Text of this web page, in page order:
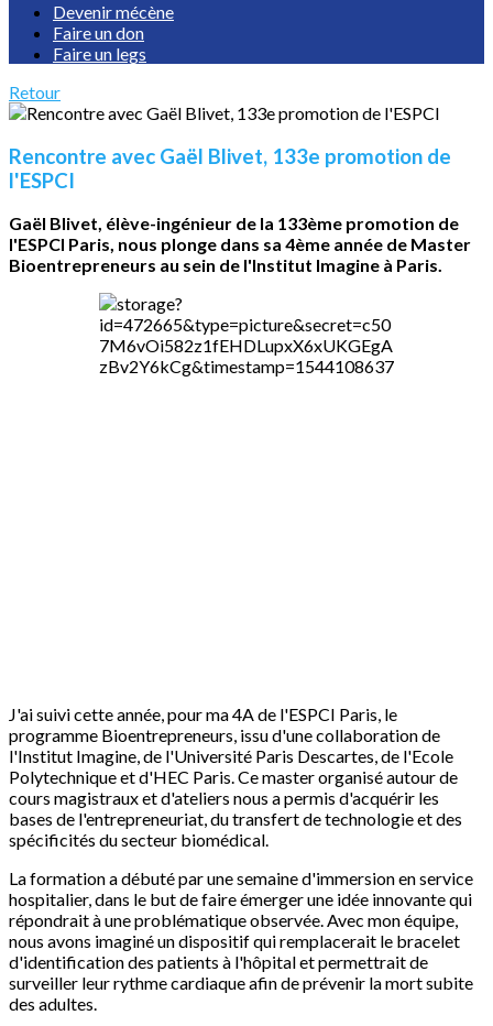
Devenir mécène
Faire un don
Faire un legs
Retour
Rencontre avec Gaël Blivet, 133e promotion de
l'ESPCI
Gaël Blivet, élève-ingénieur de la 133ème promotion de
l'ESPCI Paris, nous plonge dans sa 4ème année de Master
Bioentrepreneurs au sein de l'Institut Imagine à Paris.
J'ai suivi cette année, pour ma 4A de l'ESPCI Paris, le
programme Bioentrepreneurs, issu d'une collaboration de
l'Institut Imagine, de l'Université Paris Descartes, de l'Ecole
Polytechnique et d'HEC Paris. Ce master organisé autour de
cours magistraux et d'ateliers nous a permis d'acquérir les
bases de l'entrepreneuriat, du transfert de technologie et des
spécificités du secteur biomédical.
La formation a débuté par une semaine d'immersion en service
hospitalier, dans le but de faire émerger une idée innovante qui
répondrait à une problématique observée. Avec mon équipe,
nous avons imaginé un dispositif qui remplacerait le bracelet
d'identification des patients à l'hôpital et permettrait de
surveiller leur rythme cardiaque afin de prévenir la mort subite
des adultes.